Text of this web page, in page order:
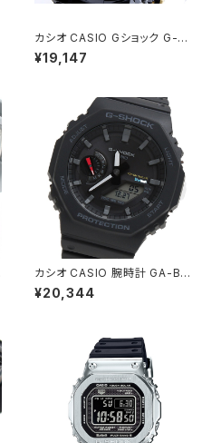
カシオ CASIO Gショック G-SH
OCK ハイパーカラーズ 腕時計
GA-110GB-１A ゴールド
¥19,147
カシオ CASIO 腕時計 GA-B21
00-1A メンズ Gショック G-SH
OCK タフソーラー ブラック
¥20,344